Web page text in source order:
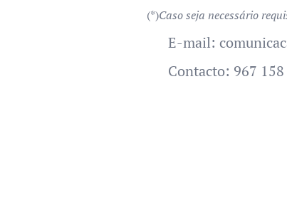
(*)Caso seja necessário
➡ E-mail:
➡ Contacto: 967